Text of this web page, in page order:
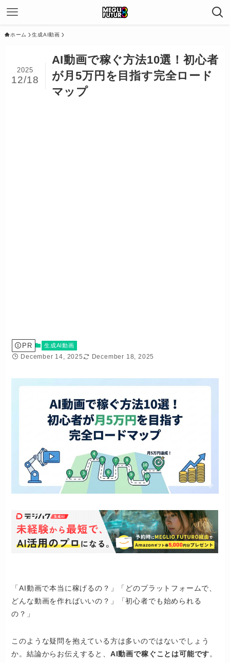
ホーム 生成AI動画
AI動画で稼ぐ方法10選！初心者
が月5万円を目指す完全ロード
マップ
2025
12/18
PR 生成AI動画
December 14, 2025 December 18, 2025
「AI動画で本当に稼げるの？」「どのプラットフォームで、
どんな動画を作ればいいの？」「初心者でも始められる
の？」
このような疑問を抱えている方は多いのではないでしょう
か。結論からお伝えすると、 AI動画で稼ぐことは可能です。